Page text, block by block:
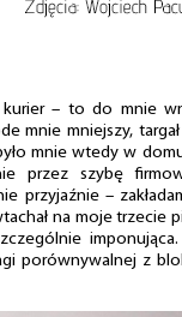
– to do mnie
mnie mniejszy,
mnie wtedy w
przez szybę
przyjaźnie –
na moje trzecie
imponująca.
porównywalnej z